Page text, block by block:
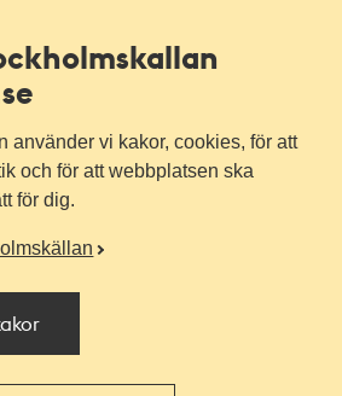
använder vi kakor, cookies, för att
och för att webbplatsen ska
för dig.